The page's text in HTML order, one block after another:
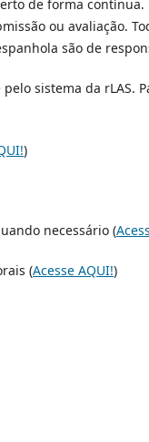
de forma
ou avaliação.
são de
sistema da rLAS.
)
necessário (
(Acesse AQUI!)